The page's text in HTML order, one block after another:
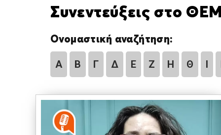
Συνεντεύξεις στο
Ονομαστική αναζήτηση:
Α Β Γ Δ Ε Ζ Η Θ Ι